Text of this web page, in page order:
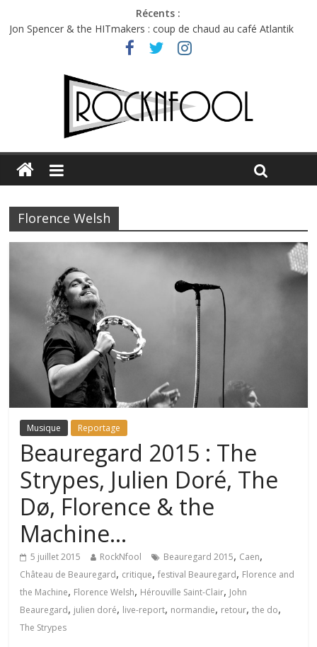
Récents :
Jon Spencer & the HITmakers : coup de chaud au café Atlantik
Hellfest 2026 vendredi : température et émotions en hausse
Hellfest 2026 jeudi : impossible de choisir entre chaleur et bonne
Première édition du Midgard Festival : entre bière, métal et
Charlie Puth à l’Olympia : la leçon de pop du Professeur Puth
Florence Welsh
Musique Reportage
Beauregard 2015 : The
Strypes, Julien Doré, The
Dø, Florence & the
Machine…
5 juillet 2015 RockNfool Beauregard 2015, Caen,
Château de Beauregard, critique,festival Beauregard, Florence and
the Machine, Florence Welsh, Hérouville Saint-Clair, John
Beauregard, julien doré, live-report, normandie, retour,the do,
The Strypes